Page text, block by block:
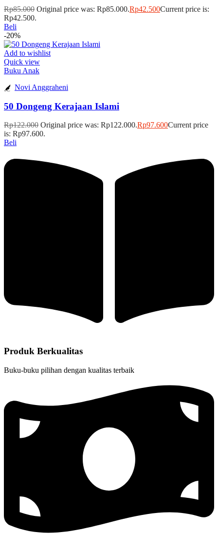
Rp85.000 Original price was: Rp85.000.Rp42.500Current price is:
Rp42.500.
Beli
-20%
Add to wishlist
Quick view
Buku Anak
Novi Anggraheni
50 Dongeng Kerajaan Islami
Rp122.000 Original price was: Rp122.000.Rp97.600Current price
is: Rp97.600.
Beli
Produk Berkualitas
Buku-buku pilihan dengan kualitas terbaik